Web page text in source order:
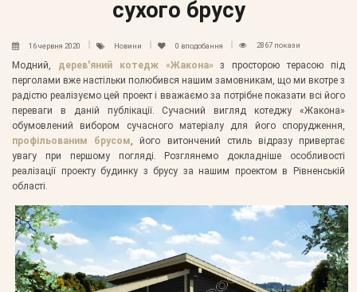
сухого брусу
16 червня 2020 Новини 0 вподобання 2867 покази
Модний, дерев'яний котедж «Жакона»з просторою терасою під
перголами вже настільки полюбився нашим замовникам, що ми вкотре з
радістю реалізуємо цей проект і вважаємо за потрібне показати всі його
переваги в даній публікації. Сучасний вигляд котеджу «Жакона»
обумовлений вибором сучасного матеріалу для його спорудження,
профільованим брусом, його витончений стиль відразу привертає
увагу при першому погляді. Розглянемо докладніше особливості
реалізації проекту будинку з брусу за нашим проектом в Рівненській
області.